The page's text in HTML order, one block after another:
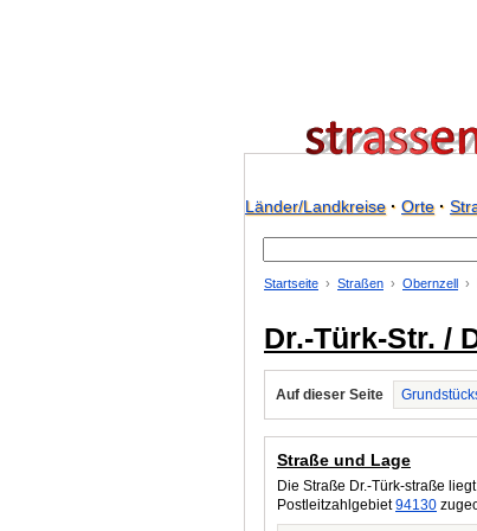
Länder/Landkreise· Orte·
Startseite Straßen Obernzell
Dr.-Türk-Str. /
Auf dieser Seite
Straße und Lage
Die Straße Dr.-Türk-straße
Postleitzahlgebiet94130